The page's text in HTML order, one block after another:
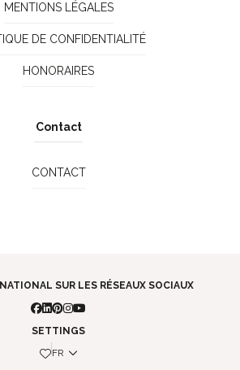
MENTIONS LÉGALES
DE CONFIDENTIALITÉ
HONORAIRES
Contact
CONTACT
SUR LES RÉSEAUX SOCIAUX
SETTINGS
FR